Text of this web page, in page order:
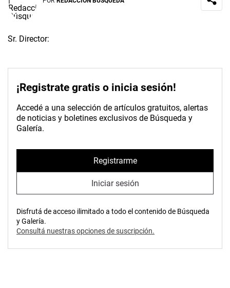
Sr. Director:
¡Registrate gratis o inicia sesión!
Accedé a una selección de artículos gratuitos, alertas
de noticias y boletines exclusivos de Búsqueda y
Galería.
Registrarme
Iniciar sesión
Disfrutá de acceso ilimitado a todo el contenido de Búsqueda
y Galería.
Consultá nuestras opciones de suscripción.